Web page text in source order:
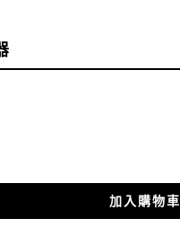
加入購物車